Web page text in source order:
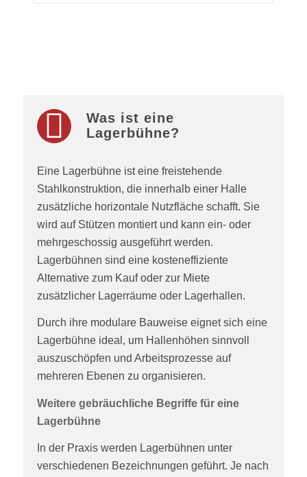
Was ist eine
Lagerbühne?
Eine Lagerbühne ist eine freistehende
Stahlkonstruktion, die innerhalb einer Halle
zusätzliche horizontale Nutzfläche schafft. Sie
wird auf Stützen montiert und kann ein- oder
mehrgeschossig ausgeführt werden.
Lagerbühnen sind eine kosteneffiziente
Alternative zum Kauf oder zur Miete
zusätzlicher Lagerräume oder Lagerhallen.
Durch ihre modulare Bauweise eignet sich eine
Lagerbühne ideal, um Hallenhöhen sinnvoll
auszuschöpfen und Arbeitsprozesse auf
mehreren Ebenen zu organisieren.
Weitere gebräuchliche Begriffe für eine
Lagerbühne
In der Praxis werden Lagerbühnen unter
verschiedenen Bezeichnungen geführt. Je nach